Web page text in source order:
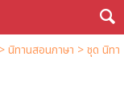
>นิทานสอนภาษา >ชุด นิทา